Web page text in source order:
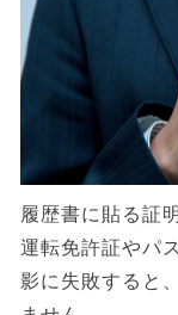
履歴書に貼る証
運転免許証やパ
影に失敗すると